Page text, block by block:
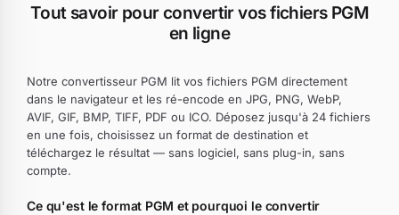
Tout savoir pour convertir vos fichiers PGM
en ligne
Notre convertisseur PGM lit vos fichiers PGM directement
dans le navigateur et les ré-encode en JPG, PNG, WebP,
AVIF, GIF, BMP, TIFF, PDF ou ICO. Déposez jusqu'à 24 fichiers
en une fois, choisissez un format de destination et
téléchargez le résultat — sans logiciel, sans plug-in, sans
compte.
Ce qu'est le format PGM et pourquoi le convertir